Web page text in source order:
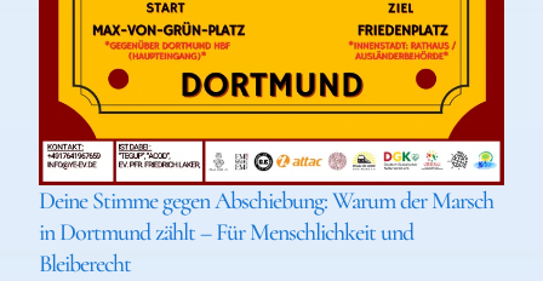
Deine Stimme gegen Abschiebung: Warum der Marsch
in Dortmund zählt – Für Menschlichkeit und
Bleiberecht